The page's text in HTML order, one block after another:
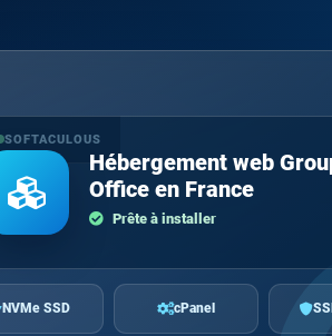
SOFTACULOUS
Hébergement web
Office en France
Prête à installer
NVMe SSD cPanel